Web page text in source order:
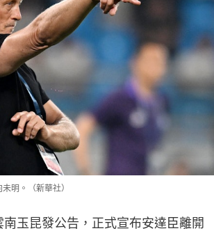
明。（新華社）
玉昆發公告，正式宣布安達臣離開